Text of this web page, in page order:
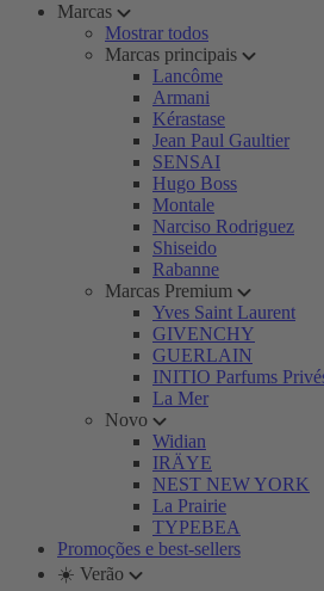
Marcas
Mostrar todos
Marcas principais
Lancôme
Armani
Kérastase
Jean Paul Gaultier
SENSAI
Hugo Boss
Montale
Narciso Rodriguez
Shiseido
Rabanne
Marcas Premium
Yves Saint Laurent
GIVENCHY
GUERLAIN
INITIO Parfums
La Mer
Novo
Widian
IRÄYE
NEST NEW YORK
La Prairie
TYPEBEA
Promoções e best-sellers
☀️ Verão